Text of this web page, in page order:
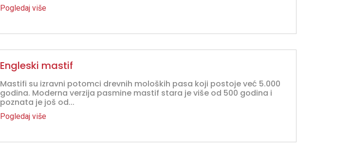
Pogledaj više
Engleski mastif
Mastifi su izravni potomci drevnih moloških pasa koji postoje već 5.000
godina. Moderna verzija pasmine mastif stara je više od 500 godina i
poznata je još od...
Pogledaj više